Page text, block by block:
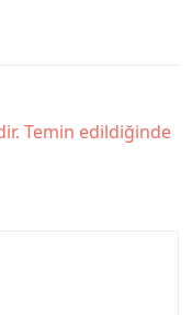
Temin edildiğinde